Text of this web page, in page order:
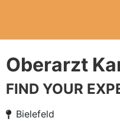
Oberarzt
FIND YOUR
Bielefeld